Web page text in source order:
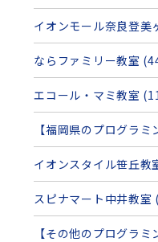
イオンモール奈良登美
ならファミリー教室
エコール・マミ教室
【福岡県のプログラ
イオンスタイル笹丘教
スピナマート中井教室
【その他のプログラ